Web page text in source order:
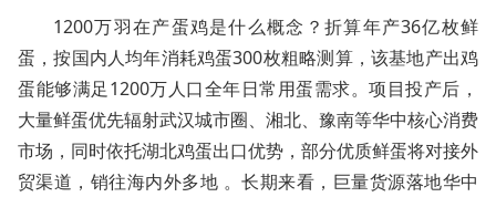
1200万羽在产蛋鸡是什么概念？折算年产36亿枚鲜
蛋，按国内人均年消耗鸡蛋300枚粗略测算，该基地产出鸡
蛋能够满足1200万人口全年日常用蛋需求。项目投产后，
大量鲜蛋优先辐射武汉城市圈、湘北、豫南等华中核心消费
市场，同时依托湖北鸡蛋出口优势，部分优质鲜蛋将对接外
贸渠道，销往海内外多地 。长期来看，巨量货源落地华中